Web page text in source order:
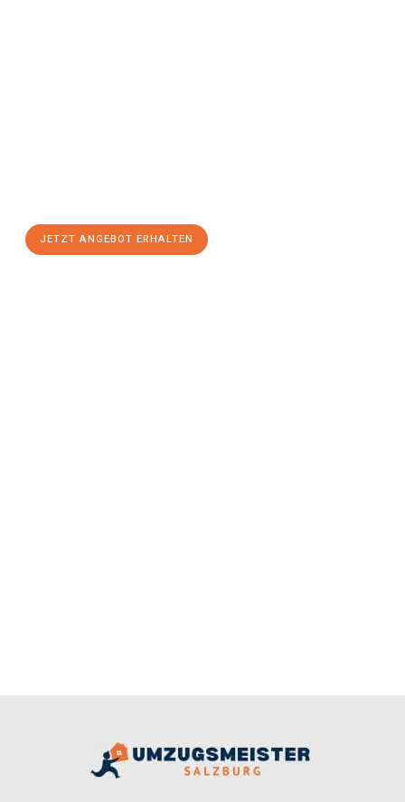
JETZT ANGEBOT ERHALTEN